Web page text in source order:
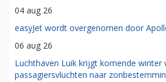
04 aug 26
easyJet wordt overgenomen door
06 aug 26
Luchthaven Luik krijgt komende winter
passagiersvluchten naar